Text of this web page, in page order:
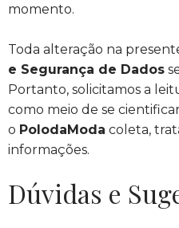
momento.
Toda alteração na
e Segurança de Dados
Portanto, solicitamos a
como meio de se
o PolodaModa coleta,
informações.
Dúvidas e